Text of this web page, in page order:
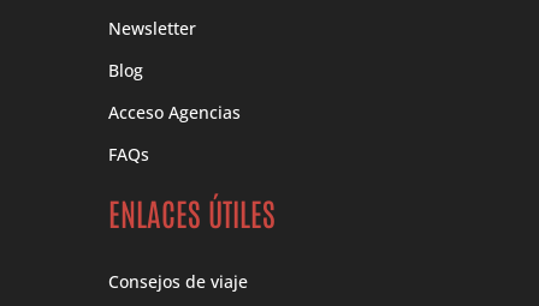
Newsletter
Blog
Acceso Agencias
FAQs
ENLACES ÚTILES
Consejos de viaje